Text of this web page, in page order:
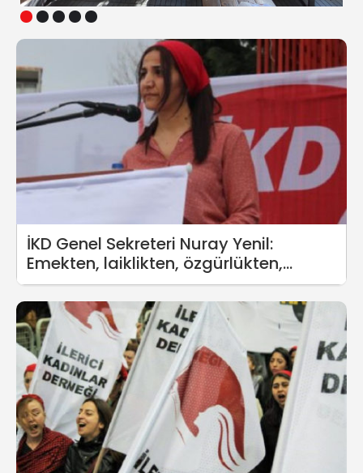
1 2 3 4 5
İKD Genel Sekreteri Nuray Yenil:
Emekten, laiklikten, özgürlükten,
bağımsızlıktan yanayız